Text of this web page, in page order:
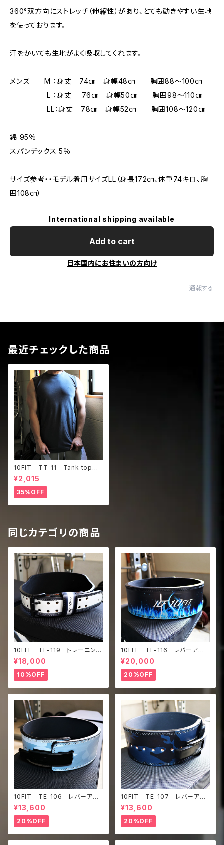
360°双方向にストレッチ（伸縮性）があり、とても動きやすい生地
を使っております。
汗をかいても生地がよく吸収してくれます。
メンズ M ：身丈 74㎝ 身幅48㎝ 胸囲88～100㎝
L ：身丈 76㎝ 身幅50㎝ 胸囲98～110㎝
LL：身丈 78㎝ 身幅52㎝ 胸囲108～120㎝
綿 95％
スパンデックス 5％
サイズ参考・・モデル着用サイズLL（身長172㎝、体重74キロ、胸
囲108㎝）
International shipping available
Add to cart
日本国内にお住まいの方向け
通報する
最近チェックした商品
10FIT TT-11 Tank top
タンクトップ ジムウェア トレ
ーニング 筋トレ ダークグレ
ー
¥2,015
35%OFF
同じカテゴリの商品
10FIT TE-119 トレーニング
ベルト リフティングベルト パ
ワーベルト レザー ホワイ
ト ブラック 白黒 lifting be
lt power belt
¥18,000
10%OFF
10FIT TE-116 レバーアク
ションベルト リフティングベル
ト パワーベルト ブラック 青
炎 レザー lifting belt po
wer belt lever belt
¥20,000
20%OFF
10FIT TE-106 レバーアク
ションベルト リフティングベル
ト パワーベルト 迷彩 liftin
g belt power belt lever
belt
¥13,600
20%OFF
10FIT TE-107 レバーアク
ションベルト リフティングベル
ト パワーベルト 迷彩 liftin
g belt power belt lever
belt
¥13,600
20%OFF